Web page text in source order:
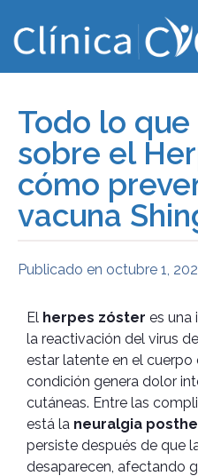
Todo lo
sobre el
cómo
vacuna
Publicado en octubre 1,
El herpes zóster es una
la reactivación del virus
estar latente en el cuerpo
condición genera dolor
cutáneas. Entre las
está la neuralgia
persiste después de que
desaparecen, afectando